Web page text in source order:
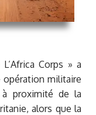
Corps » a
opération militaire
proximité de la
alors que la